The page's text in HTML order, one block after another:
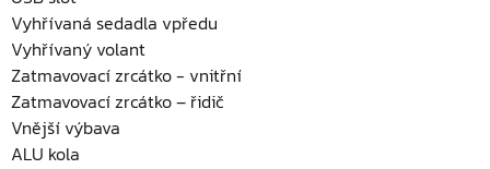
Vyhřívaná sedadla vpředu
Vyhřívaný volant
Zatmavovací zrcátko - vnitřní
Zatmavovací zrcátko – řidič
Vnější výbava
ALU kola